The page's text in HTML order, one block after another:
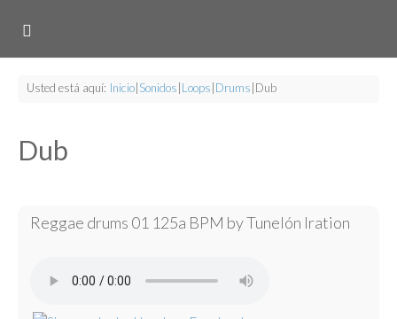
Usted está aquí: Inicio Sonidos Loops Drums Dub
Dub
Reggae drums 01 125a BPM by Tunelón Iration